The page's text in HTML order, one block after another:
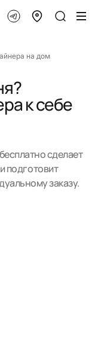
на дом
к себе
сделает
подготовит
заказу.